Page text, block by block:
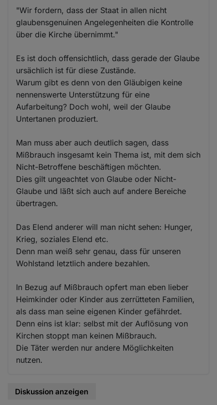
"Wir fordern, dass der Staat in allen nicht
glaubensgenuinen Angelegenheiten die Kontrolle
über die Kirche übernimmt."
Es ist doch offensichtlich, dass gerade der Glaube
ursächlich ist für diese Zustände.
Warum gibt es denn von den Gläubigen keine
nennenswerte Unterstützung für eine
Aufarbeitung? Doch wohl, weil der Glaube
Untertanen produziert.
Man muss aber auch deutlich sagen, dass
Mißbrauch insgesamt kein Thema ist, mit dem sich
Nicht-Betroffene beschäftigen möchten.
Dies gilt ungeachtet von Glaube oder Nicht-
Glaube und läßt sich auch auf andere Bereiche
übertragen.
Das Elend anderer will man nicht sehen: Hunger,
Krieg, soziales Elend etc.
Denn man weiß sehr genau, dass für unseren
Wohlstand letztlich andere bezahlen.
In Bezug auf Mißbrauch opfert man eben lieber
Heimkinder oder Kinder aus zerrütteten Familien,
als dass man seine eigenen Kinder gefährdet.
Denn eins ist klar: selbst mit der Auflösung von
Kirchen stoppt man keinen Mißbrauch.
Die Täter werden nur andere Möglichkeiten
nutzen.
Diskussion anzeigen